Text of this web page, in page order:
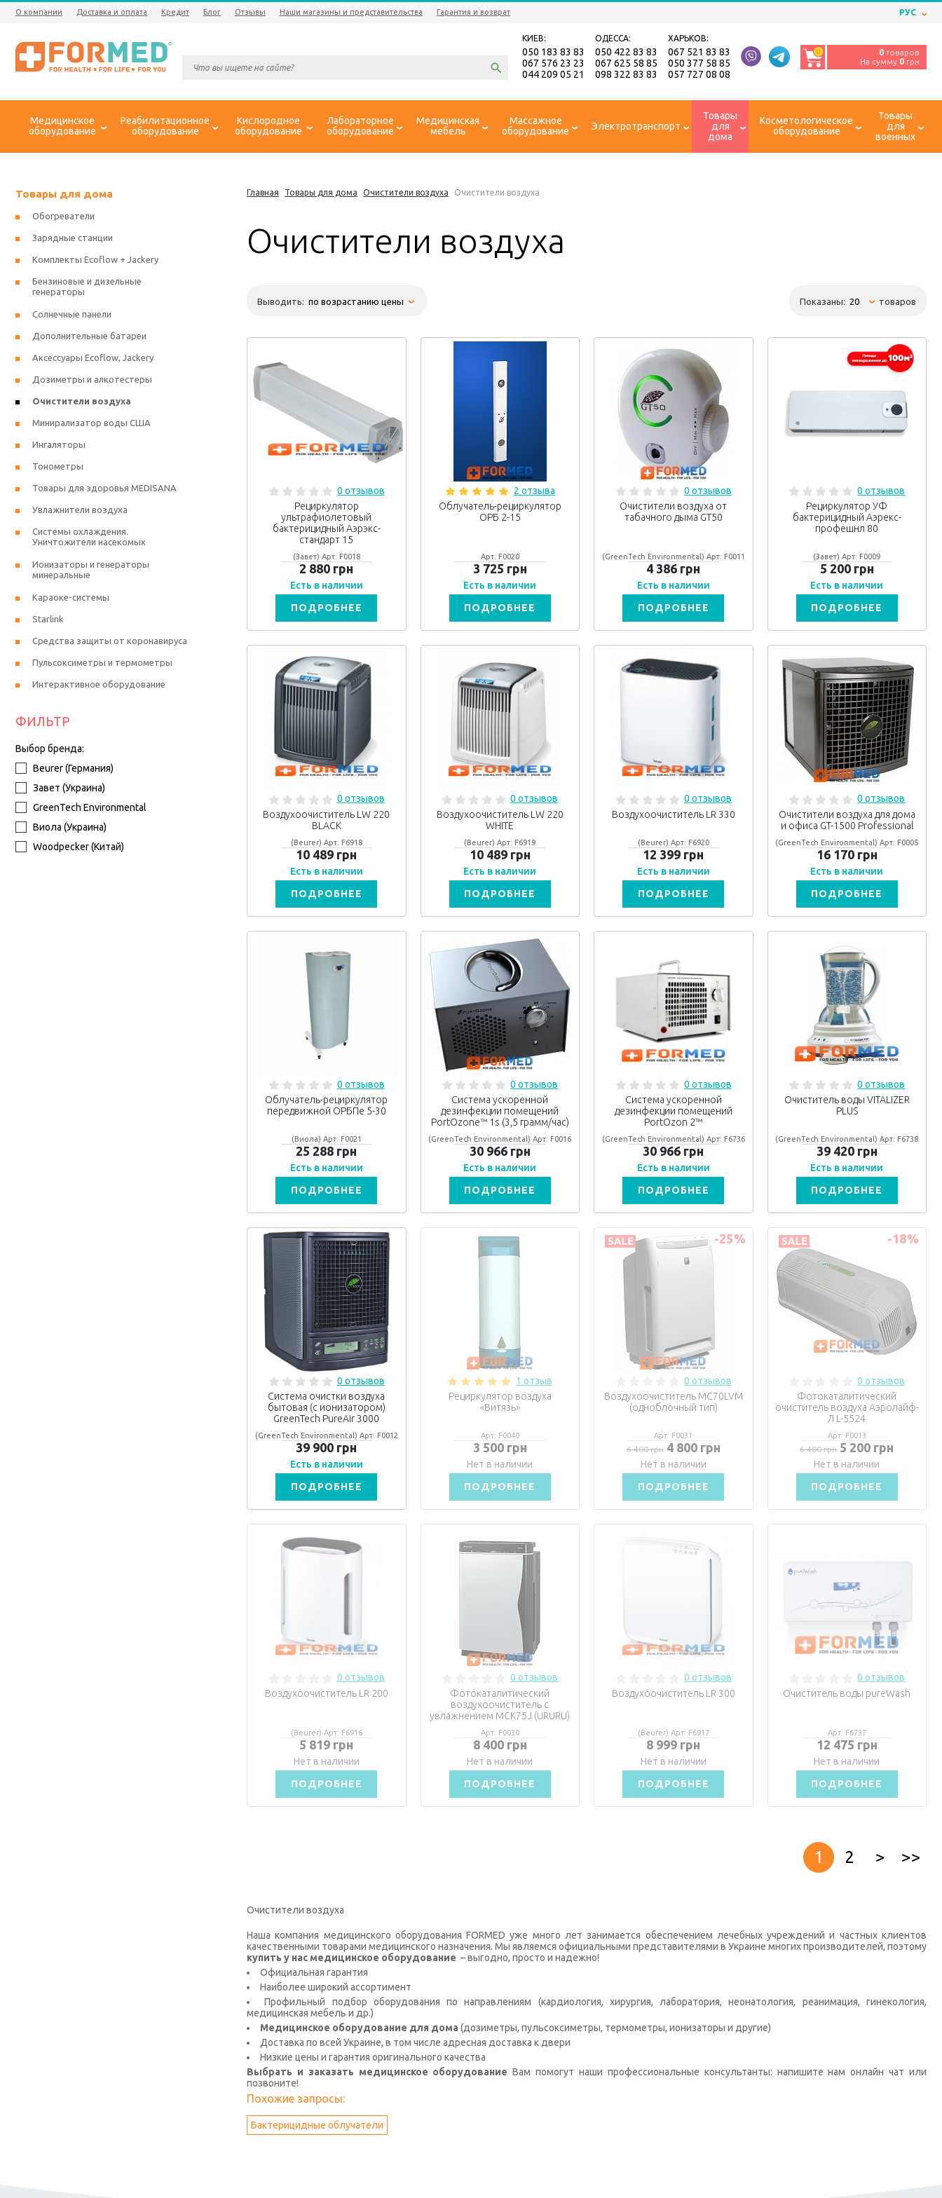
О компании Доставка и оплата Кредит Блог Отзывы Наши магазины и представительства Гарантия и возврат РУС
КИЕВ:
050 183 83 83
067 576 23 23
044 209 05 21
ОДЕССА:
050 422 83 83
067 625 58 85
098 322 83 83
ХАРЬКОВ:
067 521 83 83
050 377 58 85
057 727 08 08
0 0 товаров
На сумму 0 грн
Медицинское
оборудование
Реабилитационное
оборудование
Кислородное
оборудование
Лабораторное
оборудование
Медицинская
мебель
Массажное
оборудование
Электротранспорт
Товары
для
дома
Косметологическое
оборудование
Товары
для
военных
Главная Товары для дома Очистители воздуха Очистители воздуха
Очистители воздуха
Выводить: Показаны: товаров
0 отзывов
Рециркулятор
ультрафиолетовый
бактерицидный Аэрэкс-
стандарт 15
(Завет) Арт: F0018
2 880 грн
Есть в наличии
ПОДРОБНЕЕ
2 отзыва
Облучатель-рециркулятор
ОРБ 2-15
Арт: F0020
3 725 грн
Есть в наличии
ПОДРОБНЕЕ
0 отзывов
Очистители воздуха от
табачного дыма GT50
(GreenTech Environmental) Арт: F0011
4 386 грн
Есть в наличии
ПОДРОБНЕЕ
0 отзывов
Рециркулятор УФ
бактерицидный Аэрекс-
профешнл 80
(Завет) Арт: F0009
5 200 грн
Есть в наличии
ПОДРОБНЕЕ
0 отзывов
Воздухоочиститель LW 220
BLACK
(Beurer) Арт: F6918
10 489 грн
Есть в наличии
ПОДРОБНЕЕ
0 отзывов
Воздухоочиститель LW 220
WHITE
(Beurer) Арт: F6919
10 489 грн
Есть в наличии
ПОДРОБНЕЕ
0 отзывов
Воздухоочиститель LR 330
(Beurer) Арт: F6920
12 399 грн
Есть в наличии
ПОДРОБНЕЕ
0 отзывов
Очистители воздуха для дома
и офиса GT-1500 Professional
(GreenTech Environmental) Арт: F0005
16 170 грн
Есть в наличии
ПОДРОБНЕЕ
0 отзывов
Облучатель-рециркулятор
передвижной ОРБПе 5-30
(Виола) Арт: F0021
25 288 грн
Есть в наличии
ПОДРОБНЕЕ
0 отзывов
Система ускоренной
дезинфекции помещений
PortOzone™ 1s (3,5 грамм/час)
(GreenTech Environmental) Арт: F0016
30 966 грн
Есть в наличии
ПОДРОБНЕЕ
0 отзывов
Система ускоренной
дезинфекции помещений
PortOzon 2™
(GreenTech Environmental) Арт: F6736
30 966 грн
Есть в наличии
ПОДРОБНЕЕ
0 отзывов
Очиститель воды VITALIZER
PLUS
(GreenTech Environmental) Арт: F6738
39 420 грн
Есть в наличии
ПОДРОБНЕЕ
0 отзывов
Система очистки воздуха
бытовая (с ионизатором)
GreenTech PureAir 3000
(GreenTech Environmental) Арт: F0012
39 900 грн
Есть в наличии
ПОДРОБНЕЕ
1 отзыв
Рециркулятор воздуха
«Витязь»
Арт: F0040
3 500 грн
Нет в наличии
ПОДРОБНЕЕ
-25%
0 отзывов
Воздухоочиститель MC70LVM
(одноблочный тип)
Арт: F0031
6 400 грн4 800 грн
Нет в наличии
ПОДРОБНЕЕ
-18%
0 отзывов
Фотокаталитический
очиститель воздуха Аэролайф-
Л L-5524
Арт: F0013
6 400 грн 5 200 грн
Нет в наличии
ПОДРОБНЕЕ
0 отзывов
Воздухоочиститель LR 200
(Beurer) Арт: F6916
5 819 грн
Нет в наличии
ПОДРОБНЕЕ
0 отзывов
Фотокаталитический
воздухоочиститель с
увлажнением MCK75J (URURU)
Арт: F0030
8 400 грн
Нет в наличии
ПОДРОБНЕЕ
0 отзывов
Воздухоочиститель LR 300
(Beurer) Арт: F6917
8 999 грн
Нет в наличии
ПОДРОБНЕЕ
0 отзывов
Очиститель воды pureWash
Арт: F6737
12 475 грн
Нет в наличии
ПОДРОБНЕЕ
1 2 > >>
Очистители воздуха
Наша компания медицинского оборудования FORMED уже много лет занимается обеспечением лечебных учреждений и частных клиентов
качественными товарами медицинского назначения. Мы являемся официальными представителями в Украине многих производителей, поэтому
купить у нас медицинское оборудование – выгодно, просто и надежно!
Официальная гарантия
Наиболее широкий ассортимент
Профильный подбор оборудования по направлениям (кардиология, хирургия, лаборатория, неонатология, реанимация, гинекология,
медицинская мебель и др.)
Медицинское оборудование для дома (дозиметры, пульсоксиметры, термометры, ионизаторы и другие)
Доставка по всей Украине, в том числе адресная доставка к двери
Низкие цены и гарантия оригинального качества
Выбрать и заказать медицинское оборудованиеВам помогут наши профессиональные консультанты: напишите нам онлайн чат или
позвоните!
Похожие запросы:
Бактерицидные облучатели
Товары для дома
Обогреватели
Зарядные станции
Комплекты Ecoflow + Jackery
Бензиновые и дизельные
генераторы
Солнечные панели
Дополнительные батареи
Аксессуары Ecoflow, Jackery
Дозиметры и алкотестеры
Очистители воздуха
Минирализатор воды США
Ингаляторы
Тонометры
Товары для здоровья MEDISANA
Увлажнители воздуха
Системы охлаждения.
Уничтожители насекомых
Ионизаторы и генераторы
минеральные
Караоке-системы
Starlink
Средства защиты от коронавируса
Пульсоксиметры и термометры
Интерактивное оборудование
ФИЛЬТР
Выбор бренда:
Beurer (Германия)
Завет (Украина)
GreenTech Environmental
Виола (Украина)
Woodpecker (Китай)